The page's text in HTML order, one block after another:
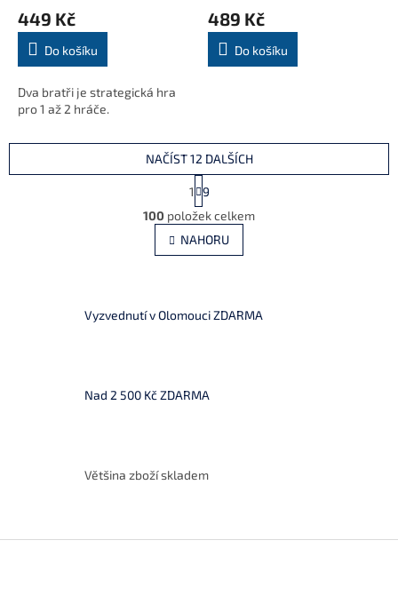
449 Kč
Do košíku
Dva bratři je strategická hra
pro 1 až 2 hráče.
489 Kč
Do košíku
O
v
l
á
í
k
i
NAČÍST 12 DALŠÍCH
t
r
á
n
k
n
1
9
100 položek celkem
NAHORU
Vyzvednutí v Olomouci ZDARMA
Nad 2 500 Kč ZDARMA
Většina zboží skladem